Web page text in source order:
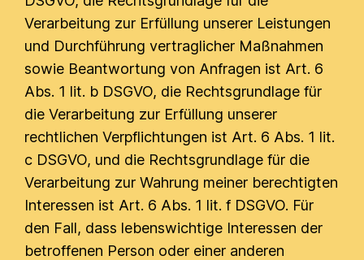
Verarbeitung zur Erfüllung unserer Leistungen
und Durchführung vertraglicher Maßnahmen
sowie Beantwortung von Anfragen ist Art. 6
Abs. 1 lit. b DSGVO, die Rechtsgrundlage für
die Verarbeitung zur Erfüllung unserer
rechtlichen Verpflichtungen ist Art. 6 Abs. 1 lit.
c DSGVO, und die Rechtsgrundlage für die
Verarbeitung zur Wahrung meiner berechtigten
Interessen ist Art. 6 Abs. 1 lit. f DSGVO. Für
den Fall, dass lebenswichtige Interessen der
betroffenen Person oder einer anderen